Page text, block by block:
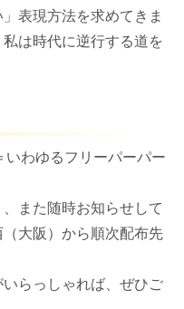
表現方法を求めてきま
は時代に逆行する道を
いわゆるフリーパーパー
また随時お知らせして
大阪）から順次配布先
らっしゃれば、ぜひご